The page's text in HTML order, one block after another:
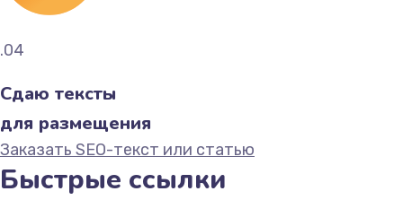
.04
Сдаю тексты
для размещения
Заказать SEO-текст или статью
Быстрые ссылки